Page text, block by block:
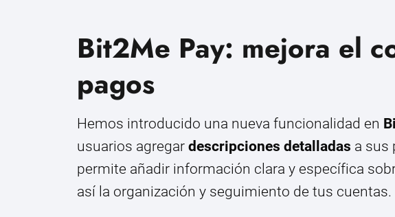
Bit2Me Pay: mejora el
pagos
Hemos introducido una nueva funcionalidad en
usuarios agregar descripciones detalladas a sus
permite añadir información clara y específica
así la organización y seguimiento de tus cuentas.